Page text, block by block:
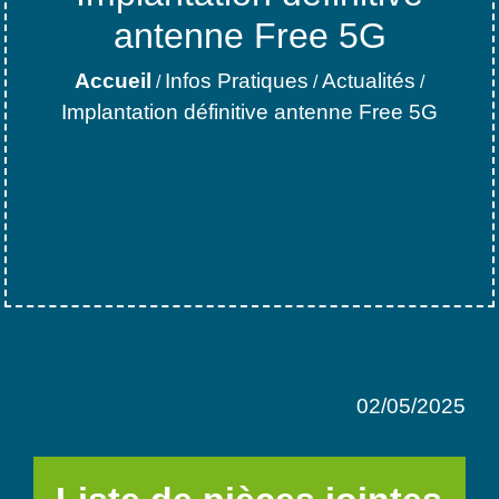
antenne Free 5G
Accueil / Infos Pratiques /Actualités /
Implantation définitive antenne Free 5G
02/05/2025